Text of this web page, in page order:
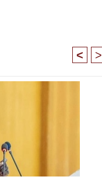
< >